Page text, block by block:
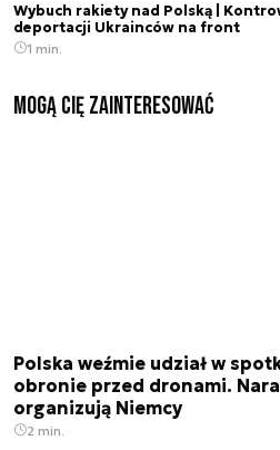
Wybuch rakiety nad Polską |
deportacji Ukrainców na front
1 min.
Mogą Cię zainteresować
Polska weźmie udział w
obronie przed dronami.
organizują Niemcy
2 min.